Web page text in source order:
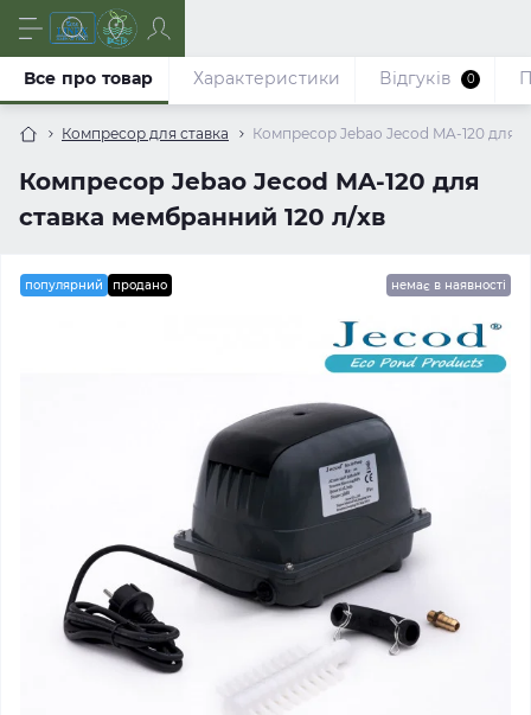
Компресор для ставка Компресор Jebao Jecod MA-120 для
Компресор Jebao Jecod MA-120 для
ставка мембранний 120 л/хв
Все про товар Характеристики Відгуків 0
популярний продано немає в наявності